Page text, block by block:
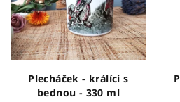
Plecháček - králíci s
bednou - 330 ml